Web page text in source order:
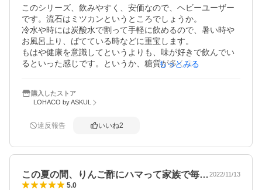
このシリーズ、飲みやすく、安価なので、ヘビーユーザー
です。流石はミツカンというところでしょうか。
冷水や時には炭酸水で割って手軽に飲めるので、暑い時や
お風呂上り、ばてている時などに重宝します。
もはや健康を意識してというよりも、味が好きで飲んでい
るといった感じです。というか、糖質が多く含まれている
もっとみる
購入したストア
LOHACO by ASKUL
違反報告 いいね2
この夏の間、りんご酢にハマって家族で毎…2022/11/13
5.0